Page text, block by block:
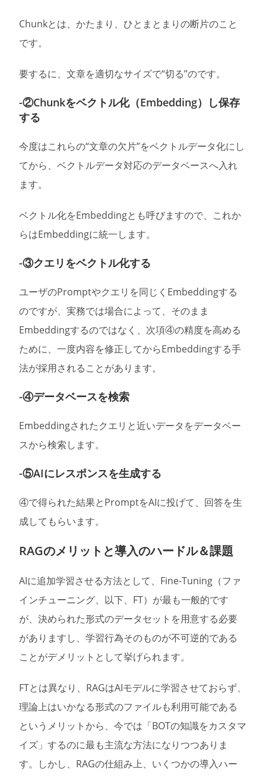
Chunkとは、かたまり、ひとまとまりの断片のこと
です。
要するに、文章を適切なサイズで“切る”のです。
-②Chunkをベクトル化（Embedding）し保存
する
今度はこれらの“文章の欠片”をベクトルデータ化にし
てから、ベクトルデータ対応のデータベースへ入れ
ます。
ベクトル化をEmbeddingとも呼びますので、これか
らはEmbeddingに統一します。
-③クエリをベクトル化する
ユーザのPromptやクエリを同じくEmbeddingする
のですが、実務では場合によって、そのまま
Embeddingするのではなく、次項④の精度を高める
ために、一度内容を修正してからEmbeddingする手
法が採用されることがあります。
-④データベースを検索
Embeddingされたクエリと近いデータをデータベー
スから検索します。
-⑤AIにレスポンスを生成する
④で得られた結果とPromptをAIに投げて、回答を生
成してもらいます。
RAGのメリットと導入のハードル＆課題
AIに追加学習させる方法として、Fine-Tuning（ファ
インチューニング、以下、FT）が最も一般的です
が、決められた形式のデータセットを用意する必要
がありますし、学習行為そのものが不可逆的である
ことがデメリットとして挙げられます。
FTとは異なり、RAGはAIモデルに学習させておらず、
理論上はいかなる形式のファイルも利用可能である
というメリットから、今では「BOTの知識をカスタマ
イズ」するのに最も主流な方法になりつつありま
す。しかし、RAGの仕組み上、いくつかの導入ハー